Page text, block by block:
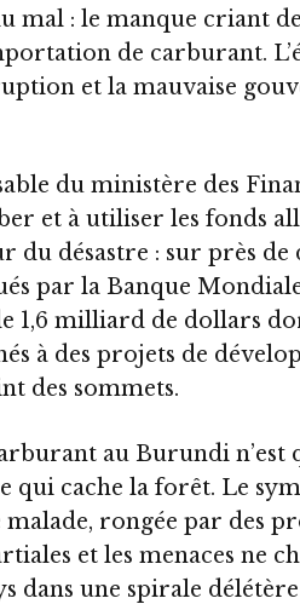
mal : le manque criant
de carburant.
et la mauvaise
du ministère des
et à utiliser les fonds
du désastre : sur près
par la Banque
1,6 milliard de dollars
à des projets de
des sommets.
au Burundi n’est
qui cache la forêt. Le
malade, rongée par des
et les menaces ne
dans une spirale